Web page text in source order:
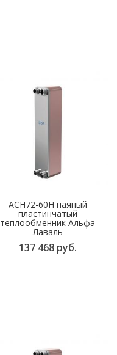
ACH72-60H паяный
пластинчатый
теплообменник Альфа
Лаваль
137 468 руб.